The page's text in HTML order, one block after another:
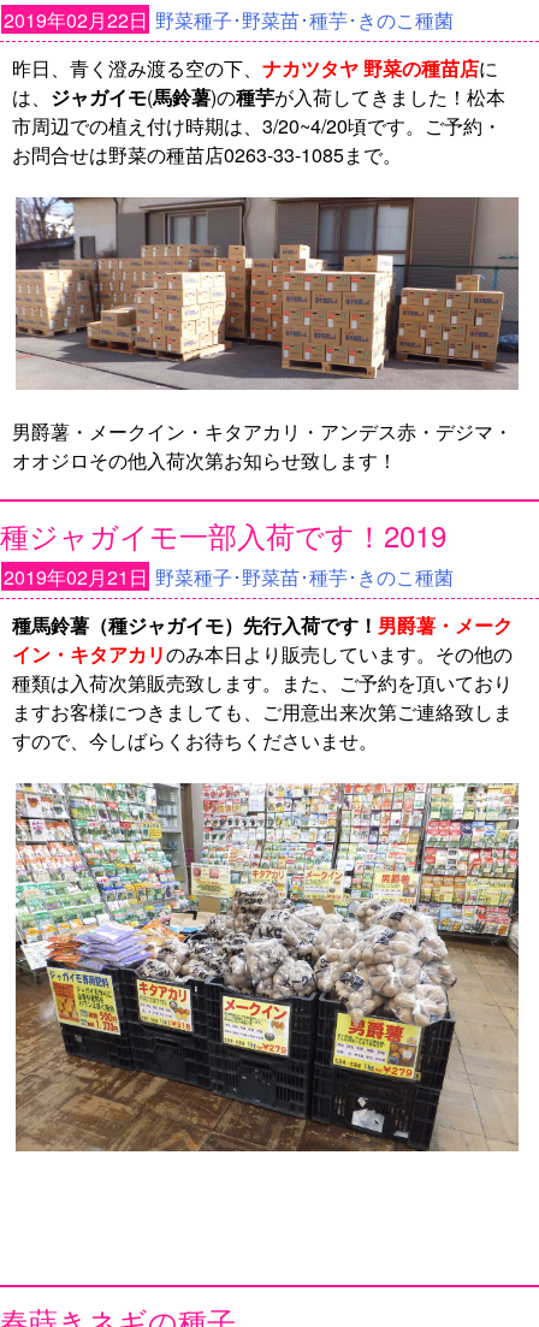
2019年02月22日 野菜種子･野菜苗･種芋･きのこ種菌
昨日、青く澄み渡る空の下、 ナカツタヤ 野菜の種苗店に
は、 ジャガイモ(馬鈴薯)の種芋が入荷してきました！松本
市周辺での植え付け時期は、3/20~4/20頃です。ご予約・
お問合せは野菜の種苗店0263-33-1085まで。
男爵薯・メークイン・キタアカリ・アンデス赤・デジマ・
オオジロその他入荷次第お知らせ致します！
種ジャガイモ一部入荷です！2019
2019年02月21日 野菜種子･野菜苗･種芋･きのこ種菌
種馬鈴薯（種ジャガイモ）先行入荷です！ 男爵薯・メーク
イン・キタアカリのみ本日より販売しています。その他の
種類は入荷次第販売致します。また、ご予約を頂いており
ますお客様につきましても、ご用意出来次第ご連絡致しま
すので、今しばらくお待ちくださいませ。